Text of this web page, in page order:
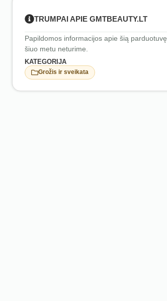
TRUMPAI APIE GMTBEAUTY.LT
Papildomos informacijos apie šią parduotuvę
šiuo metu neturime.
KATEGORIJA
Grožis ir sveikata